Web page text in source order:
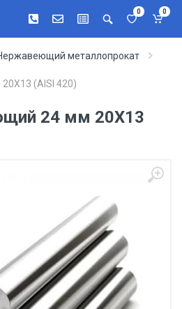
0 0
металлопрокат
(AISI 420)
24 мм 20Х13